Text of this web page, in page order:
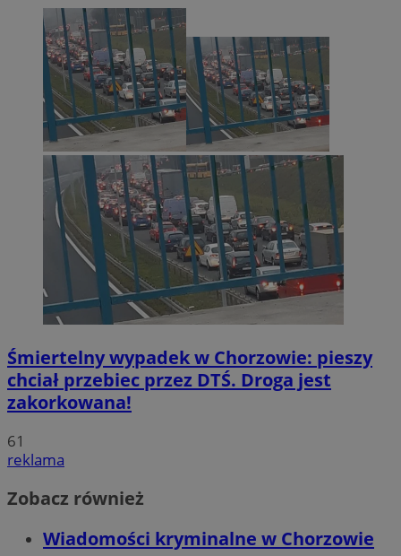
Śmiertelny wypadek w Chorzowie: pieszy
chciał przebiec przez DTŚ. Droga jest
zakorkowana!
61
reklama
Zobacz również
Wiadomości kryminalne w Chorzowie